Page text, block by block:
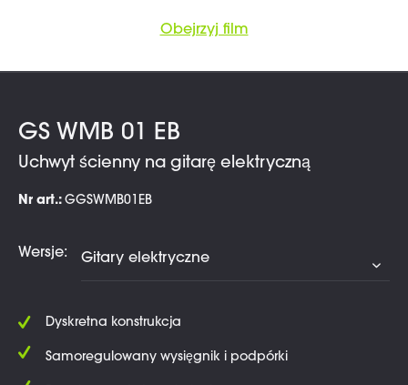
Obejrzyj film
GS WMB 01 EB
Uchwyt ścienny na gitarę elektryczną
Nr art.: GGSWMB01EB
Wersje:
Dyskretna konstrukcja
Samoregulowany wysięgnik i podpórki